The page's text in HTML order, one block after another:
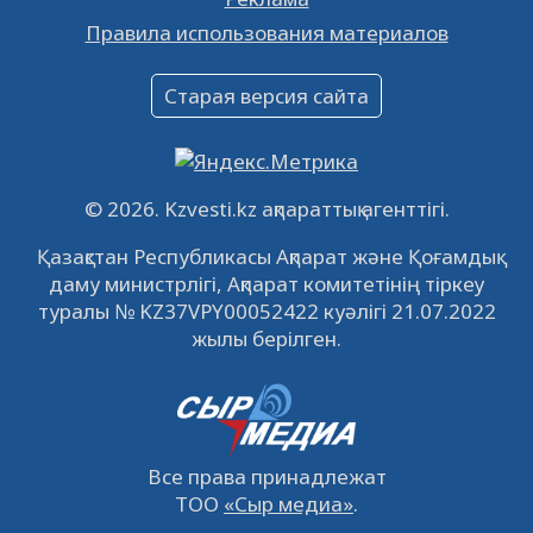
16.12.2022 61048
Объявление
09.12.2022
Свободные рабочие места
встречу с инвесторами в Кызылорде 22
ноября
21.11.2022 14946 0
© 2026. Kzvesti.kz ақпараттық агенттігі.
Қазақстан Республикасы Ақпарат және Қоғамдық
даму министрлігі, Ақпарат комитетінің тіркеу
туралы № KZ37VPY00052422 куәлігі 21.07.2022
жылы берілген.
Все права принадлежат
ТОО «Сыр медиа».
Правила использования материалов
Старая версия сайта